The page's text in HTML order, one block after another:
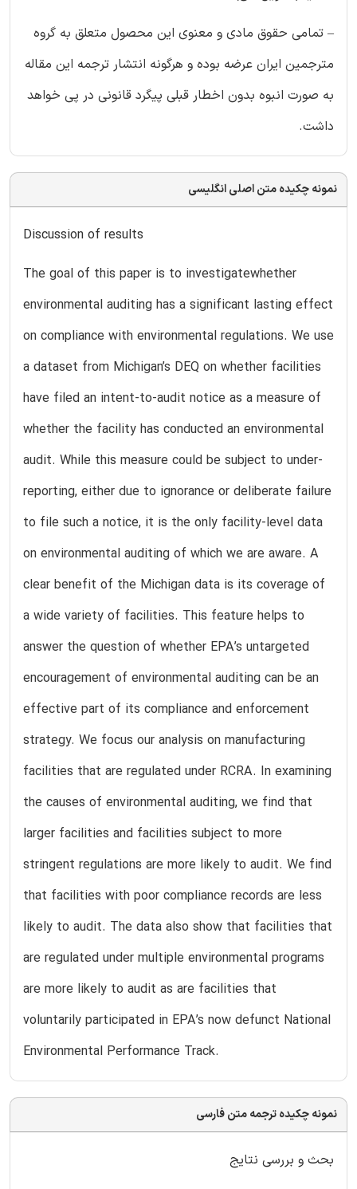
– تمامی حقوق مادی و معنوی این محصول متعلق به گروه
مترجمین ایران عرضه بوده و هرگونه انتشار ترجمه این مقاله
به صورت انبوه بدون اخطار قبلی پیگرد قانونی در پی خواهد
داشت.
نمونه چکیده متن اصلی انگلیسی
Discussion of results
The goal of this paper is to investigatewhether
environmental auditing has a significant lasting effect
on compliance with environmental regulations. We use
a dataset from Michigan’s DEQ on whether facilities
have filed an intent-to-audit notice as a measure of
whether the facility has conducted an environmental
audit. While this measure could be subject to under-
reporting, either due to ignorance or deliberate failure
to file such a notice, it is the only facility-level data
on environmental auditing of which we are aware. A
clear benefit of the Michigan data is its coverage of
a wide variety of facilities. This feature helps to
answer the question of whether EPA’s untargeted
encouragement of environmental auditing can be an
effective part of its compliance and enforcement
strategy. We focus our analysis on manufacturing
facilities that are regulated under RCRA. In examining
the causes of environmental auditing, we find that
larger facilities and facilities subject to more
stringent regulations are more likely to audit. We find
that facilities with poor compliance records are less
likely to audit. The data also show that facilities that
are regulated under multiple environmental programs
are more likely to audit as are facilities that
voluntarily participated in EPA’s now defunct National
Environmental Performance Track.
نمونه چکیده ترجمه متن فارسی
بحث و بررسی نتایج